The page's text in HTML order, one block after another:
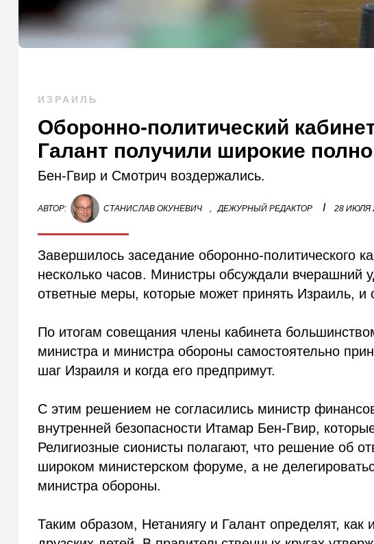
ИЗРАИЛЬ
Оборонно-политический
Галант получили широкие
Бен-Гвир и Смотрич воздержались.
АВТОР: СТАНИСЛАВ ОКУНЕВИЧ , ДЕЖУРНЫЙ РЕДАКТОР I 28 ИЮЛЯ
Завершилось заседание оборонно-политического
несколько часов. Министры обсуждали
ответные меры, которые может принять Израиль, и
По итогам совещания члены кабинета
министра и министра обороны самостоятельно
шаг Израиля и когда его предпримут.
С этим решением не согласились министр
внутренней безопасности Итамар Бен-Гвир,
Религиозные сионисты полагают, что решение об
широком министерском форуме, а не
министра обороны.
Таким образом, Нетаниягу и Галант определят, как